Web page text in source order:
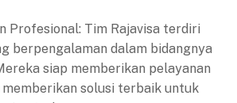
Profesional: Tim Rajavisa terdiri
berpengalaman dalam bidangnya
siap memberikan pelayanan
solusi terbaik untuk